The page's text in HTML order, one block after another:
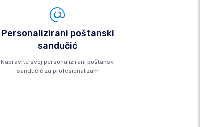
Personalizirani poštanski
sandučić
Napravite svoj personalizirani poštanski
sandučić za profesionalizam